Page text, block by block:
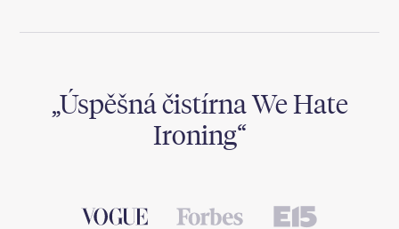
Úspěšná čistírna We Hate
Ironing